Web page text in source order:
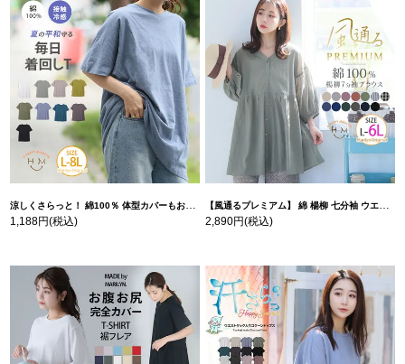
涼しくさらっと！ 綿100％ 体型カバーもお洒落も叶える 風合いコットン ゆるシルエット ドルマン | 大きいサイズの通販ならハッピーマリリン
1,188円(税込)
【風通るプレミアム】 綿 楊柳 七分袖 ウエストギャザー ブラウス | 大きいサイズの通販ならハッピーマリリン
2,890円(税込)